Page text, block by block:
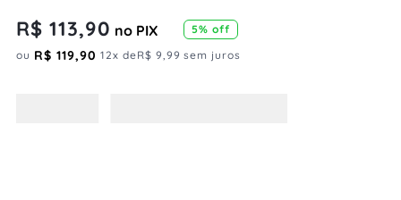
R$ 113,90 no PIX 5% off
ou R$ 119,90 12x deR$ 9,99 sem juros